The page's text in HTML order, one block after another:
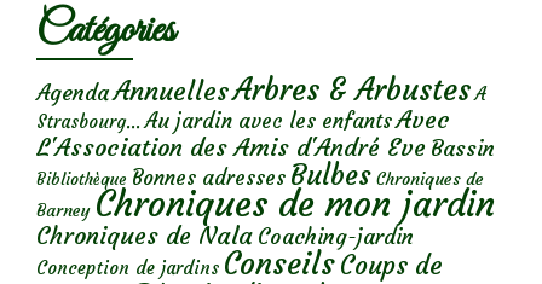
Catégories
AgendaAnnuellesArbres & Arbustes A
Strasbourg... Au jardin avec les enfantsAvec
L'Association des Amis d'André Eve Bassin
Bibliothèque Bonnes adresses Bulbes Chroniques de
Barney Chroniques de mon jardin
Chroniques de Nala Coaching-jardin
Conception de jardins ConseilsCoups de